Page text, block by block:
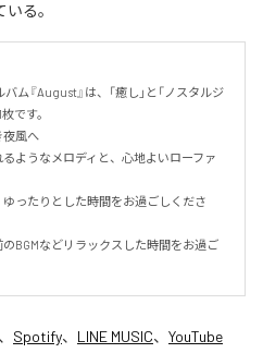
る。
ム『August』は、「癒し」と「ノスタルジ
です。
夜風へ
ようなメロディと、心地よいローファ
ったりとした時間をお過ごしくださ
BGMなどリラックスした時間をお過ご
、 Spotify、 LINE MUSIC、 YouTube